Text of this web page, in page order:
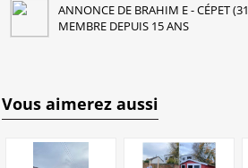
ANNONCE DE BRAHIM E - CÉPET
MEMBRE DEPUIS 15 ANS
Vous aimerez aussi